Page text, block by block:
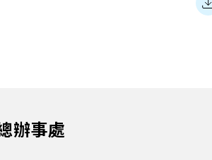
辦事處